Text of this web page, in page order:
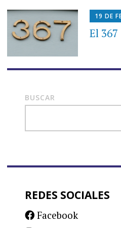
19 DE
El 367
BUSCAR
REDES SOCIALES
Facebook